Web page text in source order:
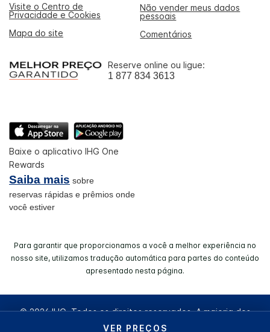
VER PREÇOS
Visite o Centro de
Privacidade e Cookies
Não vender meus dados
pessoais
Mapa do site
Comentários
Reserve online ou ligue:
1 877 834 3613
Baixe o aplicativo IHG One
Rewards
Saiba mais sobre
reservas rápidas e prêmios onde
você estiver
Para garantir que proporcionamos a você a melhor experiência no
nosso site, utilizamos tradução automática para partes do conteúdo
apresentado nesta página.
© 2026 IHG. Todos os direitos reservados. A maioria dos
hotéis são de uma empresa independente e/ou operados de